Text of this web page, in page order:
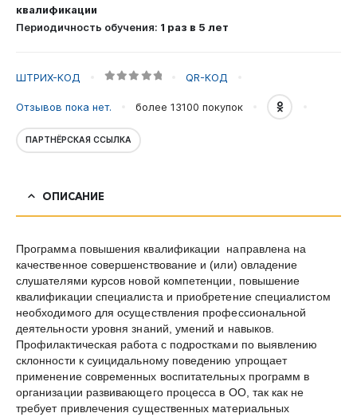
квалификации
Периодичность обучения: 1 раз в 5 лет
ШТРИХ-КОД QR-КОД
Отзывов пока нет. более 13100 покупок
ПАРТНЁРСКАЯ ССЫЛКА
ОПИСАНИЕ
Программа повышения квалификации направлена на
качественное совершенствование и (или) овладение
слушателями курсов новой компетенции, повышение
квалификации специалиста и приобретение специалистом
необходимого для осуществления профессиональной
деятельности уровня знаний, умений и навыков.
Профилактическая работа с подростками по выявлению
склонности к суицидальному поведению упрощает
применение современных воспитательных программ в
организации развивающего процесса в ОО, так как не
требует привлечения существенных материальных